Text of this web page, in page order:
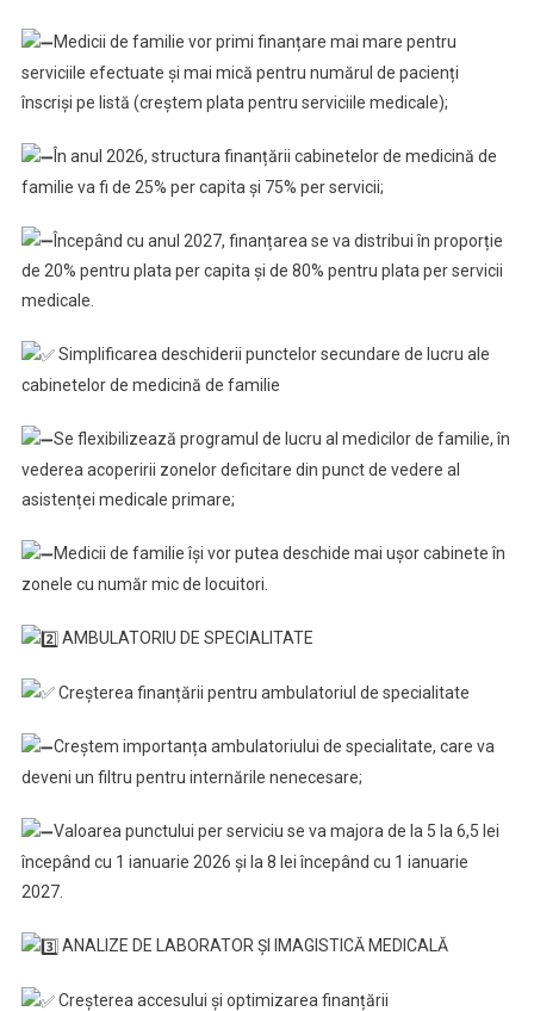
Medicii de familie vor primi finanțare mai mare pentru
serviciile efectuate și mai mică pentru numărul de pacienți
înscriși pe listă (creștem plata pentru serviciile medicale);
În anul 2026, structura finanțării cabinetelor de medicină de
familie va fi de 25% per capita și 75% per servicii;
Începând cu anul 2027, finanțarea se va distribui în proporție
de 20% pentru plata per capita și de 80% pentru plata per servicii
medicale.
Simplificarea deschiderii punctelor secundare de lucru ale
cabinetelor de medicină de familie
Se flexibilizează programul de lucru al medicilor de familie, în
vederea acoperirii zonelor deficitare din punct de vedere al
asistenței medicale primare;
Medicii de familie își vor putea deschide mai ușor cabinete în
zonele cu număr mic de locuitori.
AMBULATORIU DE SPECIALITATE
Creșterea finanțării pentru ambulatoriul de specialitate
Creștem importanța ambulatoriului de specialitate, care va
deveni un filtru pentru internările nenecesare;
Valoarea punctului per serviciu se va majora de la 5 la 6,5 lei
începând cu 1 ianuarie 2026 și la 8 lei începând cu 1 ianuarie
2027.
ANALIZE DE LABORATOR ȘI IMAGISTICĂ MEDICALĂ
Creșterea accesului și optimizarea finanțării